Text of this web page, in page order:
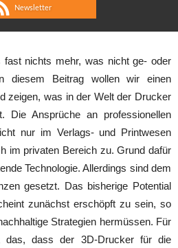
Newsletter
fast nichts mehr, was nicht ge- oder
diesem Beitrag wollen wir einen
zeigen, was in der Welt der Drucker
Die Ansprüche an professionellen
nur im Verlags- und Printwesen
im privaten Bereich zu. Grund dafür
Technologie. Allerdings sind dem
gesetzt. Das bisherige Potential
zunächst erschöpft zu sein, so
Strategien hermüssen. Für
das, dass der 3D-Drucker für die